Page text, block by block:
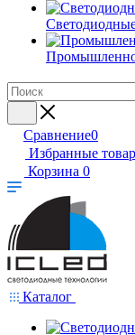
Сравнение0
Избранные
Корзина 0
Каталог